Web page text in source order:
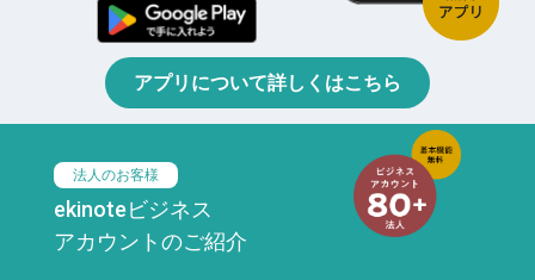
アプリについて詳しくはこちら
法人のお客様
ekinoteビジネス
アカウントのご紹介